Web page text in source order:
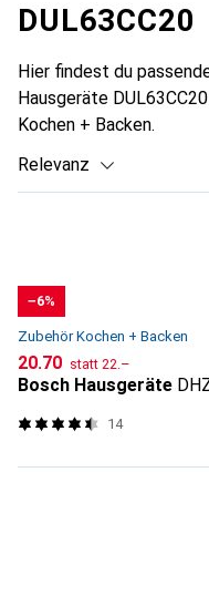
DUL63CC20
Hier findest du
Hausgeräte
Kochen + Backen.
Relevanz
−6%
Zubehör Kochen + Backen
CHF
20.70 statt CHF
22.–
Bosch Hausgeräte
14